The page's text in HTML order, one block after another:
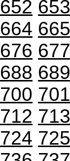
652 653
664 665
676 677
688 689
700 701
712 713
724 725